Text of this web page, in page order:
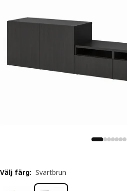
Välj färg: Svartbrun